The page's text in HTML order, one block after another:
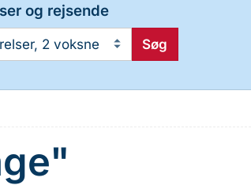
og rejsende
2 voksne Søg